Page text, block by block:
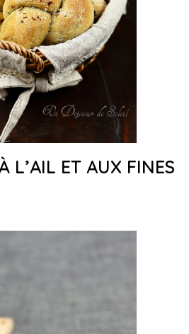
L’AIL ET AUX FINES